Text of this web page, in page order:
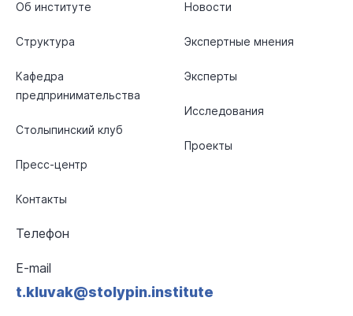
Об институте
Структура
Кафедра
предпринимательства
Столыпинский клуб
Пресс-центр
Контакты
Новости
Экспертные мнения
Эксперты
Исследования
Проекты
Телефон
E-mail
t.kluvak@stolypin.institute